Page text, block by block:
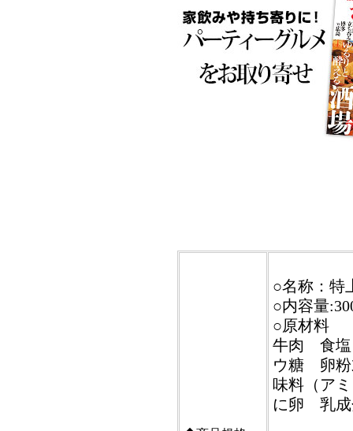
○名称：特
○内容量
○原材料
牛肉 食
ウ糖 卵
味料（ア
に卵 乳成